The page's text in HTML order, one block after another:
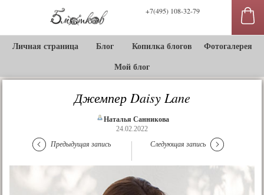
+7(495) 108-32-79
Личная страница Блог Копилка блогов
Фотогалерея
Мой блог
Джемпер Daisy Lane
Наталья Санникова
24.02.2022
Предыдущая запись Следующая запись